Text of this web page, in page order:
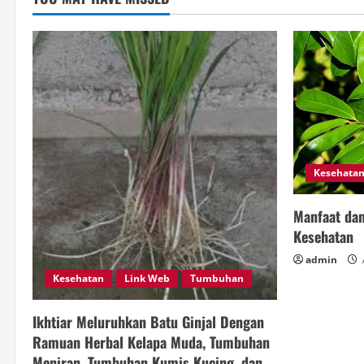
Kesehatan Link Web Tumbuhan
Ikhtiar Meluruhkan Batu Ginjal Dengan
Ramuan Herbal Kelapa Muda, Tumbuhan
Kesehatan
Manfaat
Kesehatan
admin